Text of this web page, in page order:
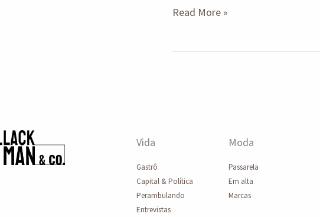
Read More »
Vida
Gastrô
Capital & Política
Perambulando
Entrevistas
Moda
Passarela
Em alta
Marcas